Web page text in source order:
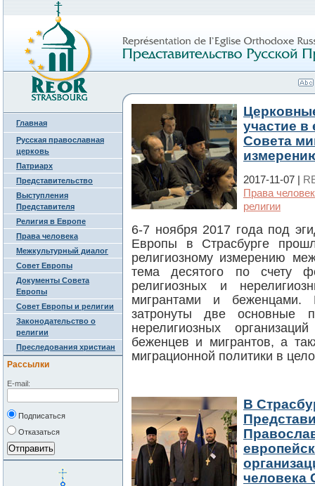
Главная
Русская православная
церковь
Патриарх
Представительство
Выступления
Представителя
Религия в Европе
Права человека
Межкультурный диалог
Совет Европы
Документы Совета
Европы
Совет Европы и религии
Законодательство о
религии
Преследования христиан
Рассылки
E-mail:
Подписаться
Отказаться
участие
Совета
2017-11-07 |
Права
религии
6-7 ноября 2017 года под
Европы в Страсбурге
религиозному измерению
тема десятого по счету
религиозных и
мигрантами и
затронуты две основные
нерелигиозных
беженцев и мигрантов, а
миграционной политики в
В
человека